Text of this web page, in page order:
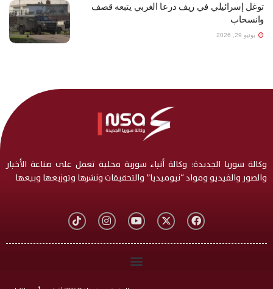
توغل إسرائيلي في ريف درعا الغربي يتبعه قصف
وانسحاب
يونيو 29, 2026
وكالة سوريا الجديدة: وكالة أنباء سورية محلية تعمل على صناعة الأخبار
والصور والفيديو ومواد “نيوميديا” والتحقيقات ونشرها وتوزيعها وبيعها